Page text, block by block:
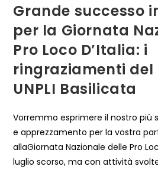
Grande successo
per la Giornata
Pro Loco D’Italia: i
ringraziamenti
UNPLI Basilicata
Vorremmo esprimere il nostro più
e apprezzamento per la vostra
allaGiornata Nazionale delle Pro
luglio scorso, ma con attività